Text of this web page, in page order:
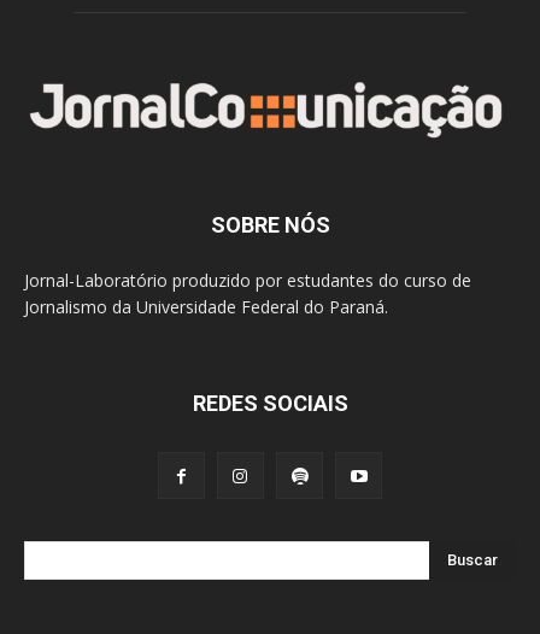
SOBRE NÓS
Jornal-Laboratório produzido por estudantes do curso de
Jornalismo da Universidade Federal do Paraná.
REDES SOCIAIS
Buscar